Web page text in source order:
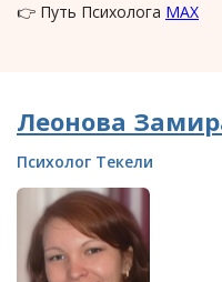
👉 Путь Психолога MAX
Леонова
Психолог Текели